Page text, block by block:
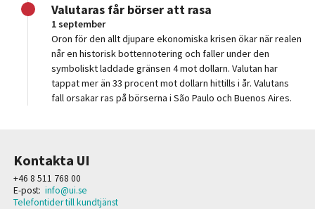
Valutaras får börser att rasa
1 september
Oron för den allt djupare ekonomiska krisen ökar när realen
når en historisk bottennotering och faller under den
symboliskt laddade gränsen 4 mot dollarn. Valutan har
tappat mer än 33 procent mot dollarn hittills i år. Valutans
fall orsakar ras på börserna i São Paulo och Buenos Aires.
Kontakta UI
+46 8 511 768 00
E-post: info@ui.se
Telefontider till kundtjänst